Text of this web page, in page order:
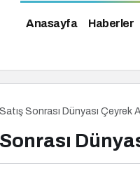
Anasayfa Haberler
Sonrası Dünyası Çeyrek